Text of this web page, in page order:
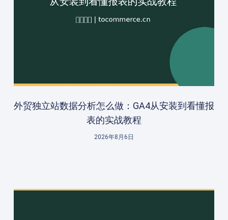
外贸独立站数据分析怎么做：GA4从安装到看懂报
表的实战教程
2026年8月6日